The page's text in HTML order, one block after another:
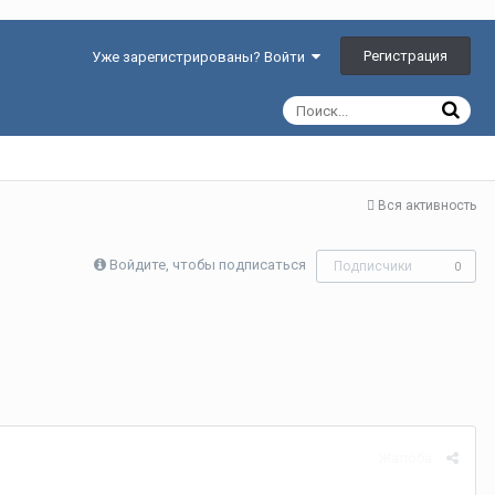
Уже зарегистрированы? Войти Регистрация
Вся активность
Войдите, чтобы подписаться Подписчики 0